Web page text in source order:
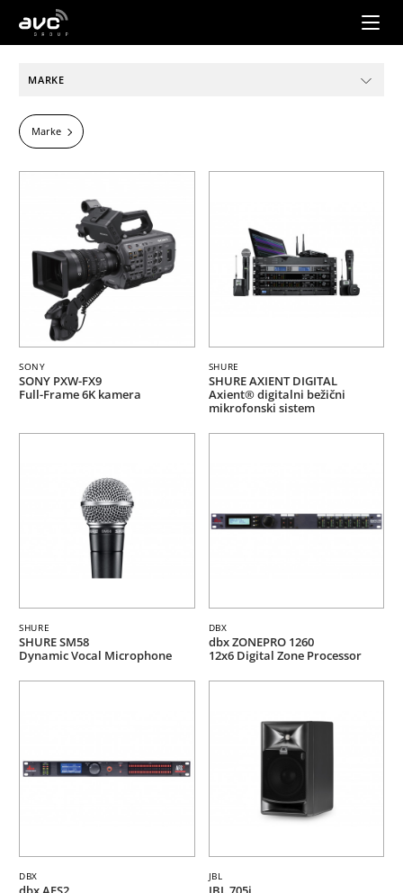
AVC
MARKE
Marke
SONY
SONY PXW-FX9
Full-Frame 6K kamera
SHURE
SHURE AXIENT DIGITAL
Axient® digitalni bežični
mikrofonski sistem
SHURE
SHURE SM58
Dynamic Vocal Microphone
DBX
dbx ZONEPRO 1260
12x6 Digital Zone Processor
DBX JBL